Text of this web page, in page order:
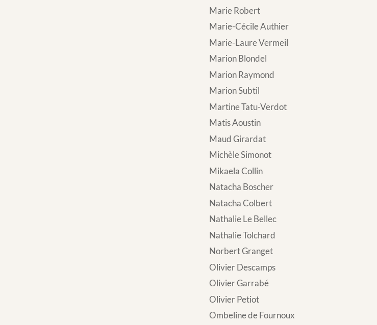
Marie Robert
Marie-Cécile Authier
Marie-Laure Vermeil
Marion Blondel
Marion Raymond
Marion Subtil
Martine Tatu-Verdot
Matis Aoustin
Maud Girardat
Michèle Simonot
Mikaela Collin
Natacha Boscher
Natacha Colbert
Nathalie Le Bellec
Nathalie Tolchard
Norbert Granget
Olivier Descamps
Olivier Garrabé
Olivier Petiot
Ombeline de Fournoux